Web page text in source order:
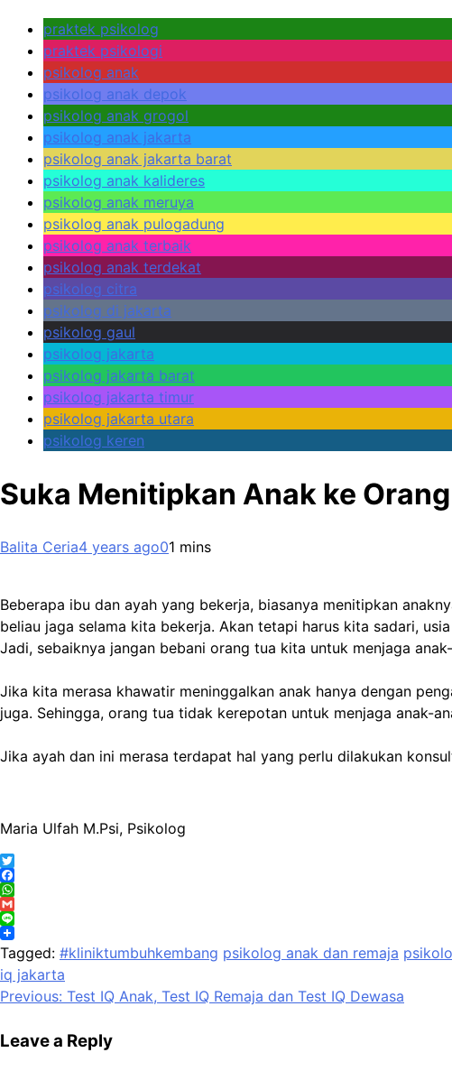
praktek psikolog
praktek psikologi
psikolog anak
psikolog anak depok
psikolog anak grogol
psikolog anak jakarta
psikolog anak jakarta barat
psikolog anak kalideres
psikolog anak meruya
psikolog anak pulogadung
psikolog anak terbaik
psikolog anak terdekat
psikolog citra
psikolog di jakarta
psikolog gaul
psikolog jakarta
psikolog jakarta barat
psikolog jakarta timur
psikolog jakarta utara
psikolog keren
Suka Menitipkan Anak ke
Balita Ceria4 years ago01 mins
Beberapa ibu dan ayah yang bekerja, biasanya menitipkan
beliau jaga selama kita bekerja. Akan tetapi harus kita sadari,
Jadi, sebaiknya jangan bebani orang tua kita untuk menjaga
Jika kita merasa khawatir meninggalkan anak hanya dengan
juga. Sehingga, orang tua tidak kerepotan untuk menjaga anak-
Jika ayah dan ini merasa terdapat hal yang perlu dilakukan
Maria Ulfah M.Psi, Psikolog
Twitter
Facebook
WhatsApp
Gmail
Line
Tagged: #kliniktumbuhkembang psikolog anak dan remaja
iq jakarta
Post
navigation
Previous: Test IQ Anak, Test IQ Remaja dan Test IQ Dewasa
Leave a Reply